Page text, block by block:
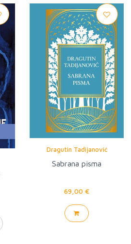
Dragutin Tadijanović
Sabrana pisma
69,00 €